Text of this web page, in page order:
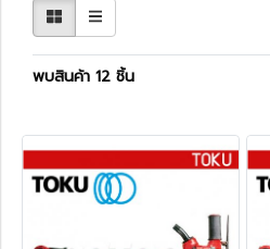
พบสินค้า 12 ชิ้น